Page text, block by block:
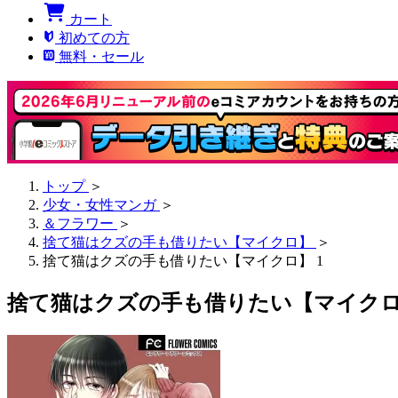
カート
初めての方
無料・セール
トップ ＞
少女・女性マンガ ＞
＆フラワー ＞
捨て猫はクズの手も借りたい【マイクロ】
＞
捨て猫はクズの手も借りたい【マイクロ】 1
捨て猫はクズの手も借りたい【マイク